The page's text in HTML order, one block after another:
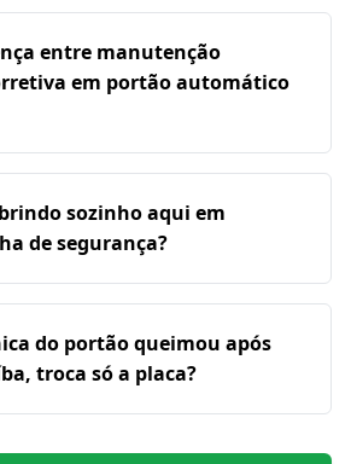
entre manutenção
em portão automático
sozinho aqui em
de segurança?
do portão queimou após
troca só a placa?